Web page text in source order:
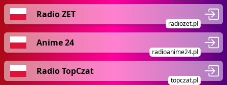
Radio ZET
radiozet.pl
Anime 24
radioanime24.pl
Radio TopCzat
topczat.pl